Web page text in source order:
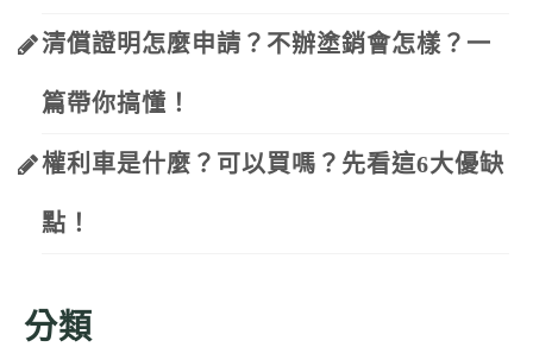
清償證明怎麼申請？不辦塗銷會怎樣？一
篇帶你搞懂！
權利車是什麼？可以買嗎？先看這6大優缺
點！
分類